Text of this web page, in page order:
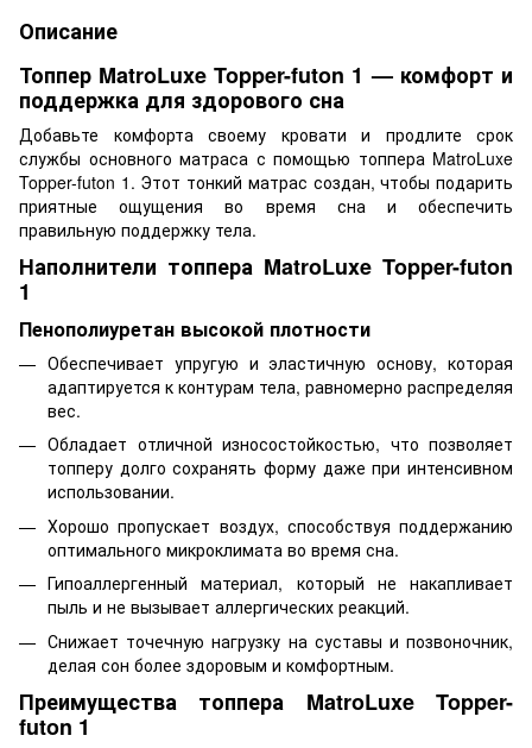
Описание
Топпер MatroLuxe Topper-futon 1 — комфорт и
поддержка для здорового сна
Добавьте комфорта своему кровати и продлите срок
службы основного матраса с помощью топпера MatroLuxe
Topper-futon 1. Этот тонкий матрас создан, чтобы подарить
приятные ощущения во время сна и обеспечить
правильную поддержку тела.
Наполнители топпера MatroLuxe Topper-futon
1
Пенополиуретан высокой плотности
Обеспечивает упругую и эластичную основу, которая
адаптируется к контурам тела, равномерно распределяя
вес.
Обладает отличной износостойкостью, что позволяет
топперу долго сохранять форму даже при интенсивном
использовании.
Хорошо пропускает воздух, способствуя поддержанию
оптимального микроклимата во время сна.
Гипоаллергенный материал, который не накапливает
пыль и не вызывает аллергических реакций.
Снижает точечную нагрузку на суставы и позвоночник,
делая сон более здоровым и комфортным.
Преимущества топпера MatroLuxe Topper-
futon 1